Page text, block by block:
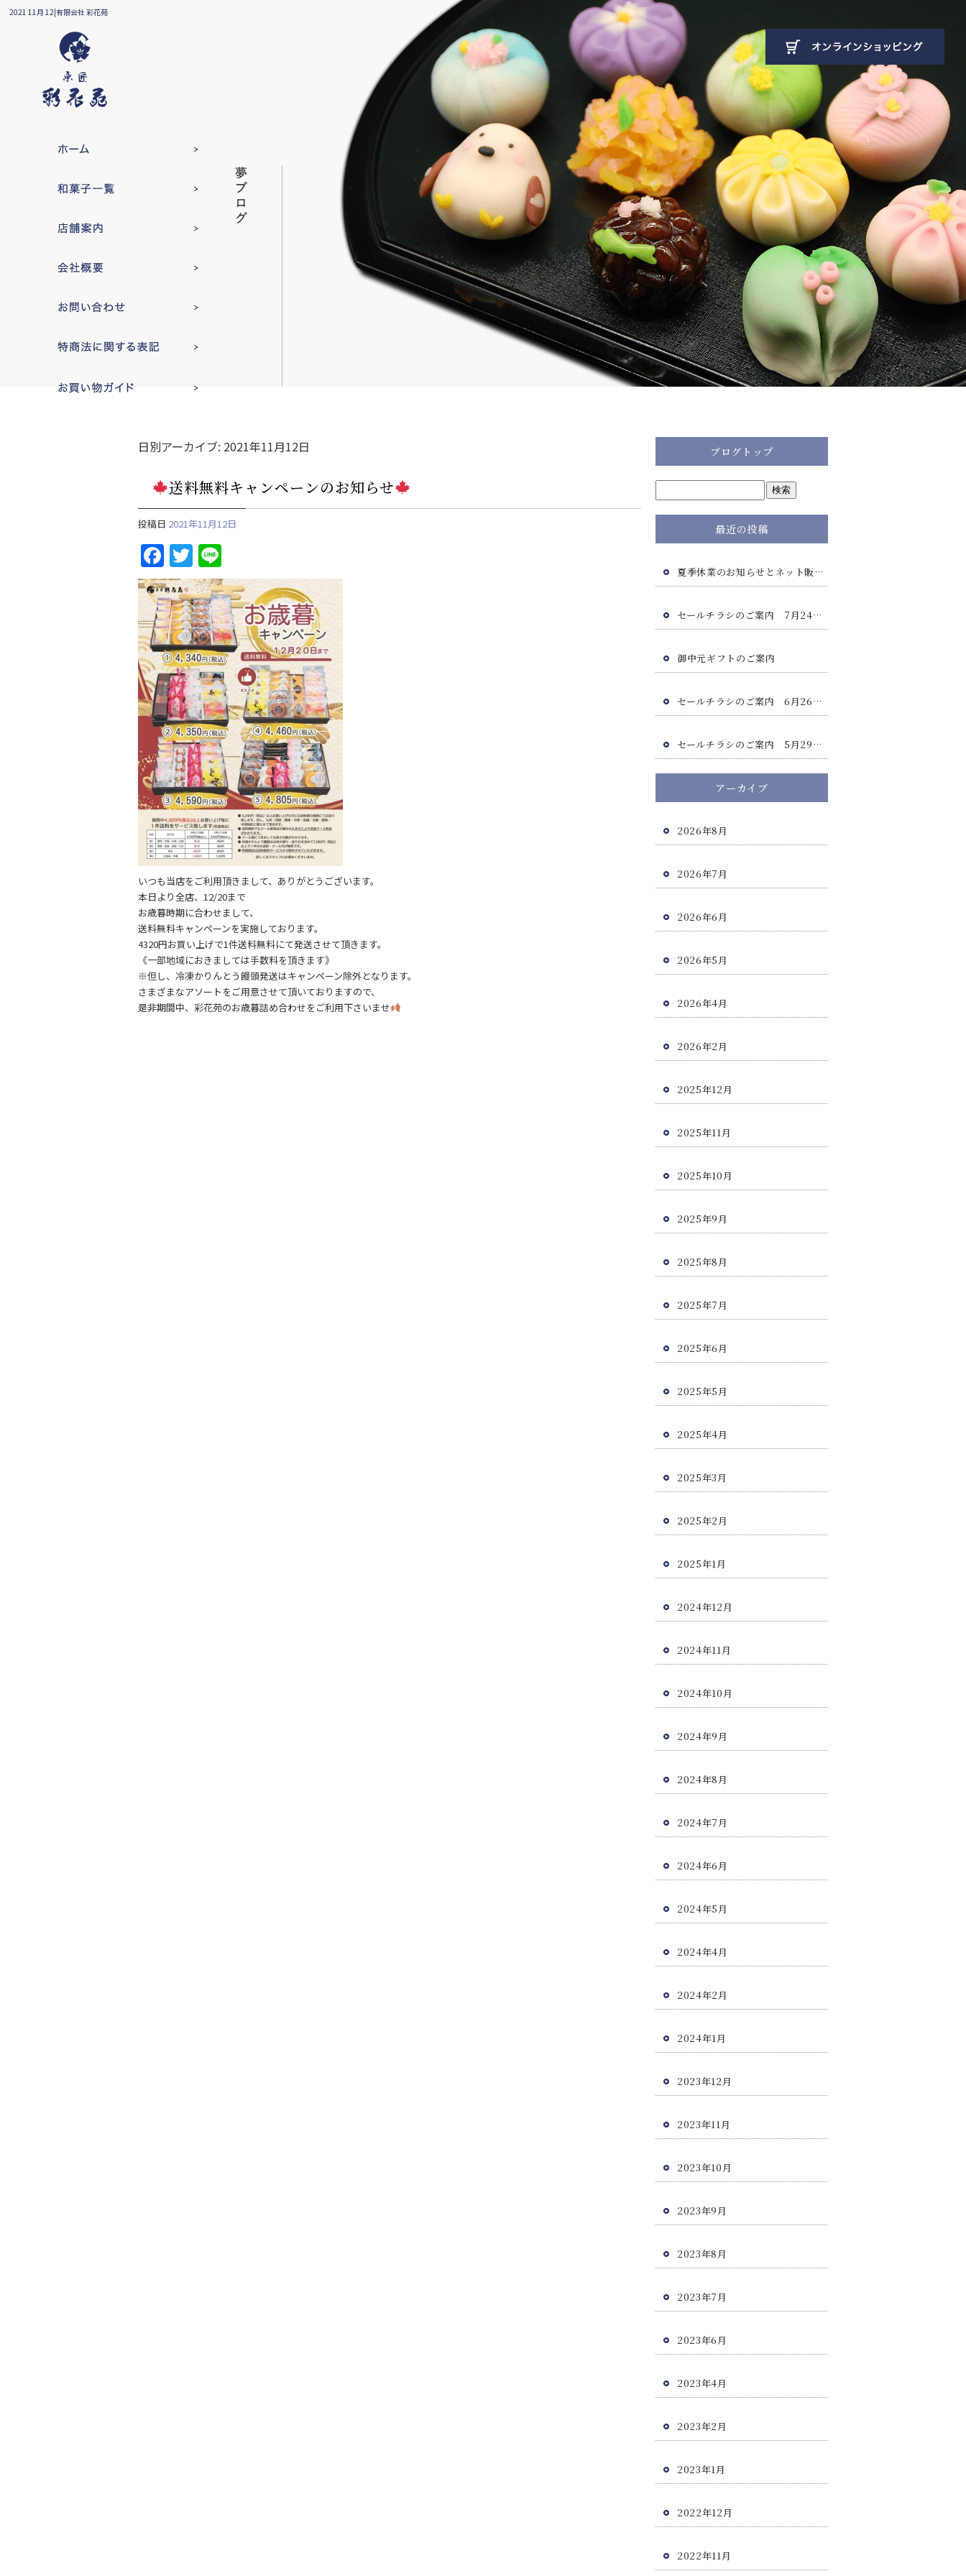
2021 11月 12|有限会社 彩花苑
日別アーカイブ: 2021年11月12日
送料無料キャンペーンのお知らせ
投稿日 2021年11月12日
F
a
c
e
b
o
o
k
T
w
itt
er
n
e
いつも当店をご利用頂きまして、ありがとうございます。
本日より全店、12/20まで
お歳暮時期に合わせまして、
送料無料キャンペーンを実施しております。
4320円お買い上げで1件送料無料にて発送させて頂きます。
《一部地域におきましては手数料を頂きます》
※但し、冷凍かりんとう饅頭発送はキャンペーン除外となります。
さまざまなアソートをご用意させて頂いておりますので、
是非期間中、彩花苑のお歳暮詰め合わせをご利用下さいませ
ブログトップ
最近の投稿
夏季休業のお知らせとネット販売につきまして
セールチラシのご案内 7月24日(金)・7月25日(土)
御中元ギフトのご案内
セールチラシのご案内 6月26日(金)・6月27日(土)
セールチラシのご案内 5月29日(金)・5月30日(土)
アーカイブ
2026年8月
2026年7月
2026年6月
2026年5月
2026年4月
2026年2月
2025年12月
2025年11月
2025年10月
2025年9月
2025年8月
2025年7月
2025年6月
2025年5月
2025年4月
2025年3月
2025年2月
2025年1月
2024年12月
2024年11月
2024年10月
2024年9月
2024年8月
2024年7月
2024年6月
2024年5月
2024年4月
2024年2月
2024年1月
2023年12月
2023年11月
2023年10月
2023年9月
2023年8月
2023年7月
2023年6月
2023年4月
2023年2月
2023年1月
2022年12月
2022年11月